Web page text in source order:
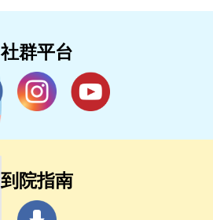
社群平台
到院指南